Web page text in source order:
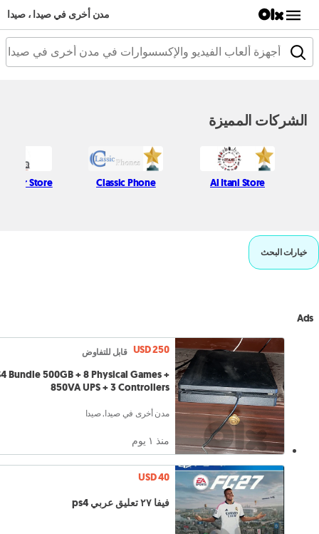
مدن أخرى في صيدا ، صيدا
الشركات المميزة
Al Itani Store
Classic Phone
Najjar Store
خيارات البحث
Ads
USD 250 قابل للتفاوض
Bundle 500GB + 8 Physical Games +
850VA UPS + 3 Controllers
مدن أخرى في صيدا, صيدا
منذ ١ يوم
USD 40
فيفا ٢٧ تعليق عربي ps4